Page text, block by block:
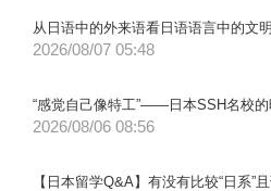
从日语中的外来语看日语语言中的文
2026/08/07 05:48
“感觉自己像特工”——日本SSH名校
2026/08/06 08:56
【日本留学Q&A】有没有比较“日系”